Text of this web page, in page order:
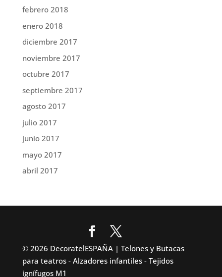
febrero 2018
enero 2018
diciembre 2017
noviembre 2017
octubre 2017
septiembre 2017
agosto 2017
julio 2017
junio 2017
mayo 2017
abril 2017
© 2026 DecoratelESPAÑA | Telones y Butacas
para teatros - Alzadores infantiles - Tejidos
ignífugos M1